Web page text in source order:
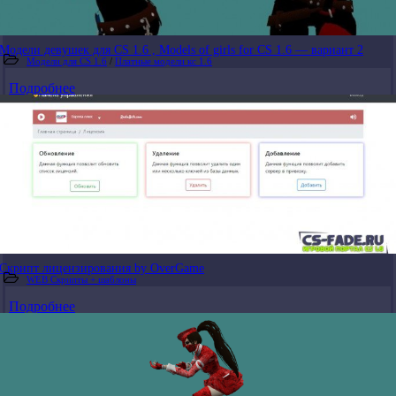
Модели девушек для CS 1.6 , Models of girls for CS 1.6 — вариант 2
Модели для CS 1.6 / Платные модели кс 1.6
Подробнее
Скрипт лицензирования by OverGame
WEB Скрипты + шаблоны
Подробнее